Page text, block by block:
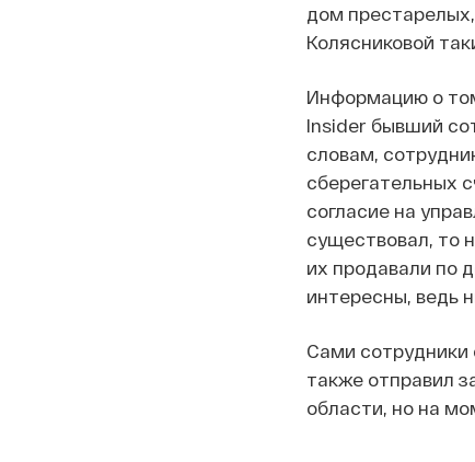
дом престарелых,
Колясниковой
Информацию о
Insider бывший
словам,
сберегательных
согласие на
существовал, то
их продавали по
интересны, ведь
Сами сотрудники
также отправил
области, но на